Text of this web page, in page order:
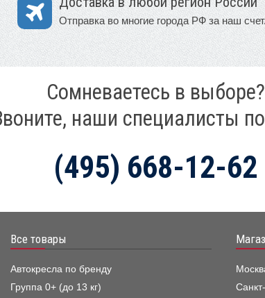
Отправка во многие города РФ за наш счет.
Сомневаетесь в выборе?
наши специалисты
(495) 668-12-62
Все товары
Автокресла по бренду
Группа 0+ (до 13 кг)